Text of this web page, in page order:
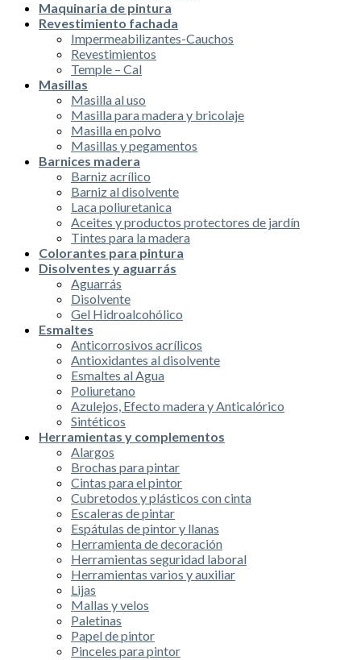
Maquinaria de pintura
Revestimiento fachada
Impermeabilizantes-Cauchos
Revestimientos
Temple – Cal
Masillas
Masilla al uso
Masilla para madera y bricolaje
Masilla en polvo
Masillas y pegamentos
Barnices madera
Barniz acrílico
Barniz al disolvente
Laca poliuretanica
Aceites y productos protectores de jardín
Tintes para la madera
Colorantes para pintura
Disolventes y aguarrás
Aguarrás
Disolvente
Gel Hidroalcohólico
Esmaltes
Anticorrosivos acrílicos
Antioxidantes al disolvente
Esmaltes al Agua
Poliuretano
Azulejos, Efecto madera y Anticalórico
Sintéticos
Herramientas y complementos
Alargos
Brochas para pintar
Cintas para el pintor
Cubretodos y plásticos con cinta
Escaleras de pintar
Espátulas de pintor y llanas
Herramienta de decoración
Herramientas seguridad laboral
Herramientas varios y auxiliar
Lijas
Mallas y velos
Paletinas
Papel de pintor
Pinceles para pintor